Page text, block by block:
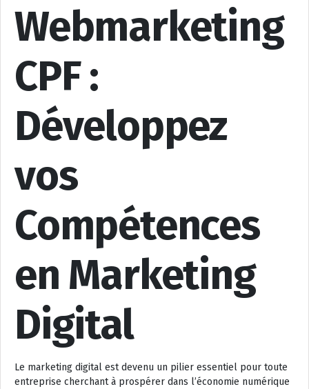
Webmarketing
CPF :
Développez
vos
Compétences
en Marketing
Digital
Le marketing digital est devenu un pilier essentiel pour toute
entreprise cherchant à prospérer dans l’économie numérique